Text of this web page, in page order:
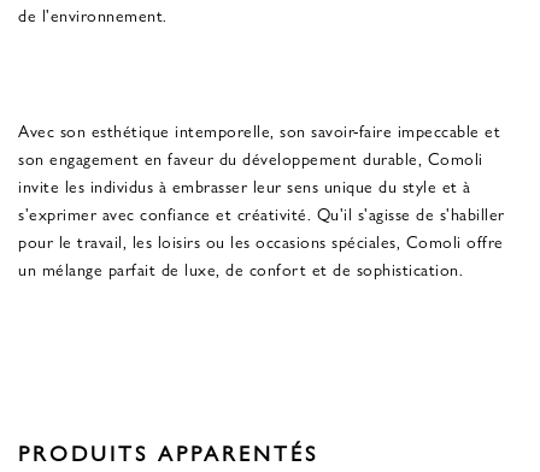
de l'environnement.
Avec son esthétique intemporelle, son savoir-faire impeccable et
son engagement en faveur du développement durable, Comoli
invite les individus à embrasser leur sens unique du style et à
s'exprimer avec confiance et créativité. Qu'il s'agisse de s'habiller
pour le travail, les loisirs ou les occasions spéciales, Comoli offre
un mélange parfait de luxe, de confort et de sophistication.
PRODUITS APPARENTÉS